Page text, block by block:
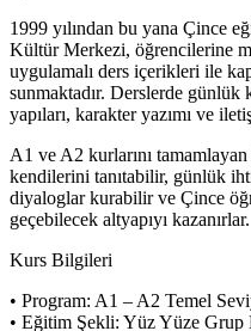
1999 yılından bu yana Çince
Kültür Merkezi, öğrencilerine
uygulamalı ders içerikleri ile
sunmaktadır. Derslerde günlük
yapıları, karakter yazımı ve
A1 ve A2 kurlarını
kendilerini tanıtabilir, günlük
diyaloglar kurabilir ve Çince
geçebilecek altyapıyı kazanırlar.
Kurs Bilgileri
• Program: A1 – A2 Temel
• Eğitim Şekli: Yüz Yüze Grup